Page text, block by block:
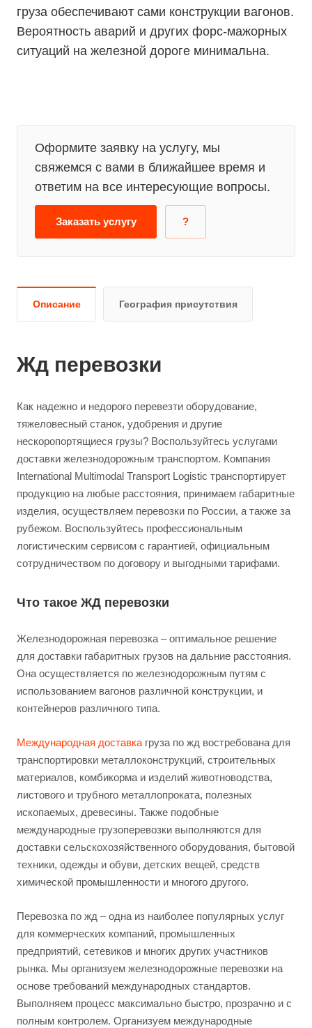
груза обеспечивают сами конструкции вагонов.
Вероятность аварий и других форс-мажорных
ситуаций на железной дороге минимальна.
Оформите заявку на услугу, мы
свяжемся с вами в ближайшее время и
ответим на все интересующие вопросы.
Заказать услугу ?
Описание География присутствия
Жд перевозки
Как надежно и недорого перевезти оборудование,
тяжеловесный станок, удобрения и другие
нескоропортящиеся грузы? Воспользуйтесь услугами
доставки железнодорожным транспортом. Компания
International Multimodal Transport Logistic транспортирует
продукцию на любые расстояния, принимаем габаритные
изделия, осуществляем перевозки по России, а также за
рубежом. Воспользуйтесь профессиональным
логистическим сервисом с гарантией, официальным
сотрудничеством по договору и выгодными тарифами.
Что такое ЖД перевозки
Железнодорожная перевозка – оптимальное решение
для доставки габаритных грузов на дальние расстояния.
Она осуществляется по железнодорожным путям с
использованием вагонов различной конструкции, и
контейнеров различного типа.
Международная доставка груза по жд востребована для
транспортировки металлоконструкций, строительных
материалов, комбикорма и изделий животноводства,
листового и трубного металлопроката, полезных
ископаемых, древесины. Также подобные
международные грузоперевозки выполняются для
доставки сельскохозяйственного оборудования, бытовой
техники, одежды и обуви, детских вещей, средств
химической промышленности и многого другого.
Перевозка по жд – одна из наиболее популярных услуг
для коммерческих компаний, промышленных
предприятий, сетевиков и многих других участников
рынка. Мы организуем железнодорожные перевозки на
основе требований международных стандартов.
Выполняем процесс максимально быстро, прозрачно и с
полным контролем. Организуем международные